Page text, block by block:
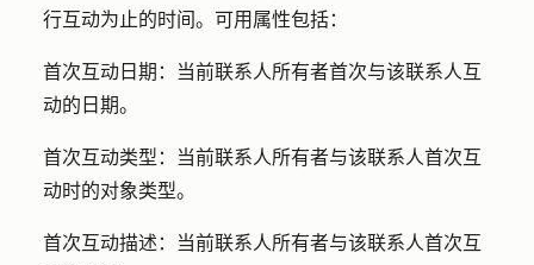
行互动为止的时间。可用属性包括：
首次互动日期：
当前联系人所有者首次与该联系人互
动的 日期。
首次互动类型：
当前联系人所有者与该联系人首次互
动时的对象类型。
首次互动描述：
当前联系人所有者与该联系人首次互